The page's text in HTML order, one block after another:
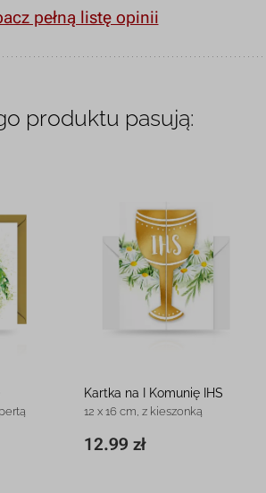
pełną listę opinii
produktu pasują:
Kartka na I Komunię IHS
12 x 16 cm, z kieszonką
12.99 zł
11,8 x 16,3 cm